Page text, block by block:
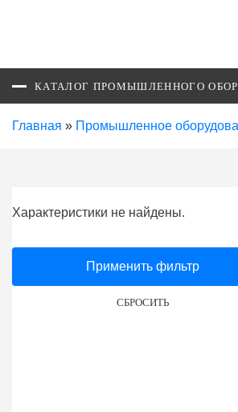
КАТАЛОГ ПРОМЫШЛЕННОГО
Главная » Промышленное
Характеристики не найдены.
Применить фильтр
СБРОСИТЬ